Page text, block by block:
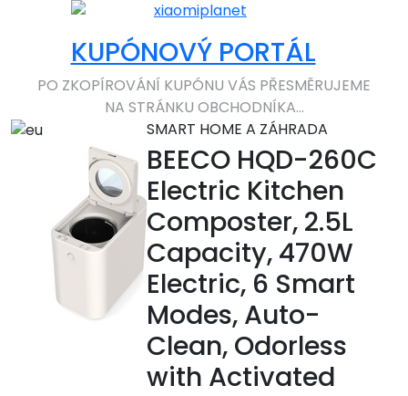
KUPÓNOVÝ PORTÁL
PO ZKOPÍROVÁNÍ KUPÓNU VÁS PŘESMĚRUJEME
NA STRÁNKU OBCHODNÍKA...
SMART HOME A ZÁHRADA
BEECO HQD-260C
Electric Kitchen
Composter, 2.5L
Capacity, 470W
Electric, 6 Smart
Modes, Auto-
Clean, Odorless
with Activated